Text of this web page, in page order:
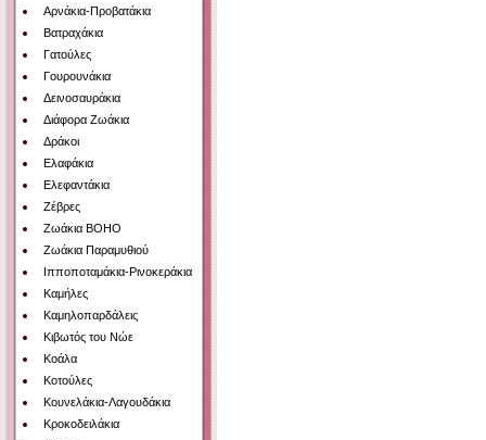
Αρνάκια-Προβατάκια
Βατραχάκια
Γατούλες
Γουρουνάκια
Δεινοσαυράκια
Διάφορα Ζωάκια
Δράκοι
Ελαφάκια
Ελεφαντάκια
Ζέβρες
Ζωάκια BOHO
Ζωάκια Παραμυθιού
Ιπποποταμάκια-Ρινοκεράκια
Καμήλες
Καμηλοπαρδάλεις
Κιβωτός του Νώε
Κοάλα
Κοτούλες
Κουνελάκια-Λαγουδάκια
Κροκοδειλάκια